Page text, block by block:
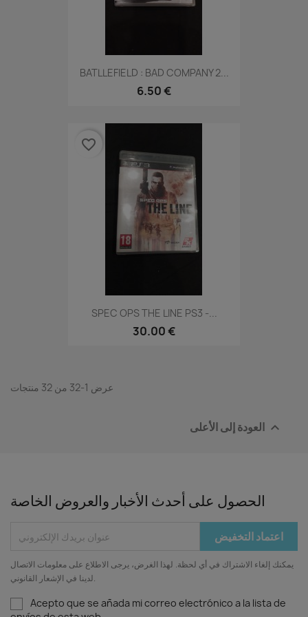
BATLLEFIELD : BAD COMPANY 2...
6.50 €
SPEC OPS THE LINE PS3 -...
30.00 €
favorite_border
عرض 1-32 من 32 منتجات

الحصول على أحدث الأخبار والعروض الخاصة
يمكنك إلغاء الاشتراك في أي لحظة. لهذا الغرض، يرجى الاطلاع على معلومات الاتصال
لدينا في الإشعار القانوني.
Acepto que se añada mi correo electrónico a la lista de